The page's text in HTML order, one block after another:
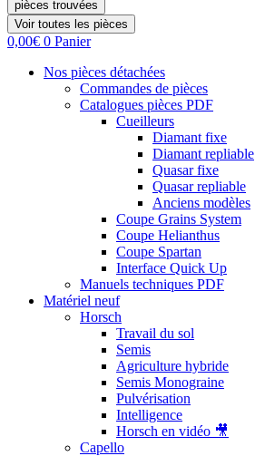
pièces trouvées
Voir toutes les pièces
0,00€ 0 Panier
Nos pièces détachées
Commandes de pièces
Catalogues pièces PDF
Cueilleurs
Diamant fixe
Diamant repliable
Quasar fixe
Quasar repliable
Anciens modèles
Coupe Grains System
Coupe Helianthus
Coupe Spartan
Interface Quick Up
Manuels techniques PDF
Matériel neuf
Horsch
Travail du sol
Semis
Agriculture hybride
Semis Monograine
Pulvérisation
Intelligence
Horsch en vidéo 🎥
Capello